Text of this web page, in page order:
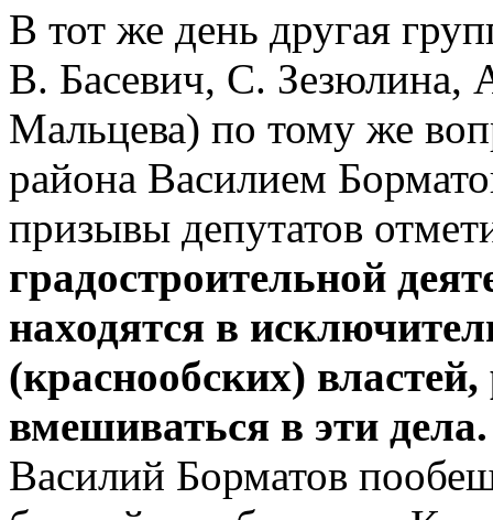
В тот же день другая
В. Басевич, С.
Мальцева) по тому же
района Василием
призывы депутатов
градостроительной
находятся в
(краснообских)
вмешиваться в эти дела.
Василий Борматов